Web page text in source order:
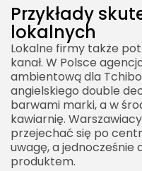
Przykłady
lokalnych
Lokalne firmy także
kanał. W Polsce
ambientową dla
angielskiego double
barwami marki, a w
kawiarnię.
przejechać się po
uwagę, a jednocześnie
produktem.